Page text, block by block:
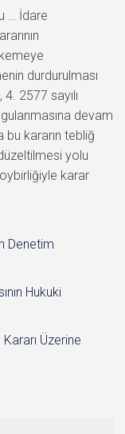
Denetim
Hukuki
Kararı Üzerine